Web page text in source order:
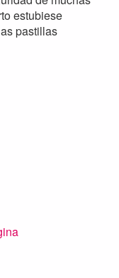
estubiese
pastillas